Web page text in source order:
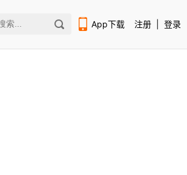
App下载 注册 登录